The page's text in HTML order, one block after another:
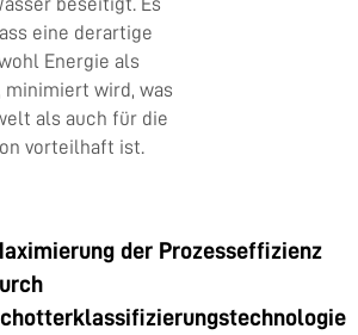
beseitigt. Es
eine derartige
Energie als
wird, was
als auch für die
vorteilhaft ist.
der Prozesseffizienz